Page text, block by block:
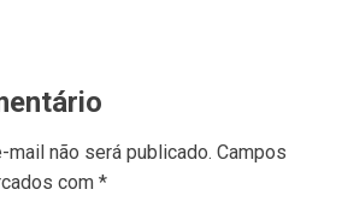
não será publicado. Campos
com *